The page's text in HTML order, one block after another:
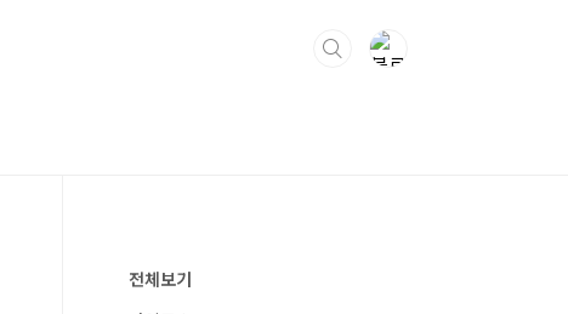
전체보기